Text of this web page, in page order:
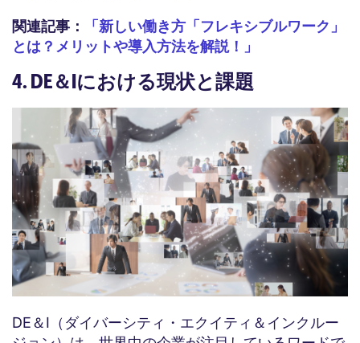
関連記事：
「新しい働き方「フレキシブルワーク」
とは？メリットや導入方法を解説！」
4. DE＆Iにおける現状と課題
DE＆I（ダイバーシティ・エクイティ＆インクルー